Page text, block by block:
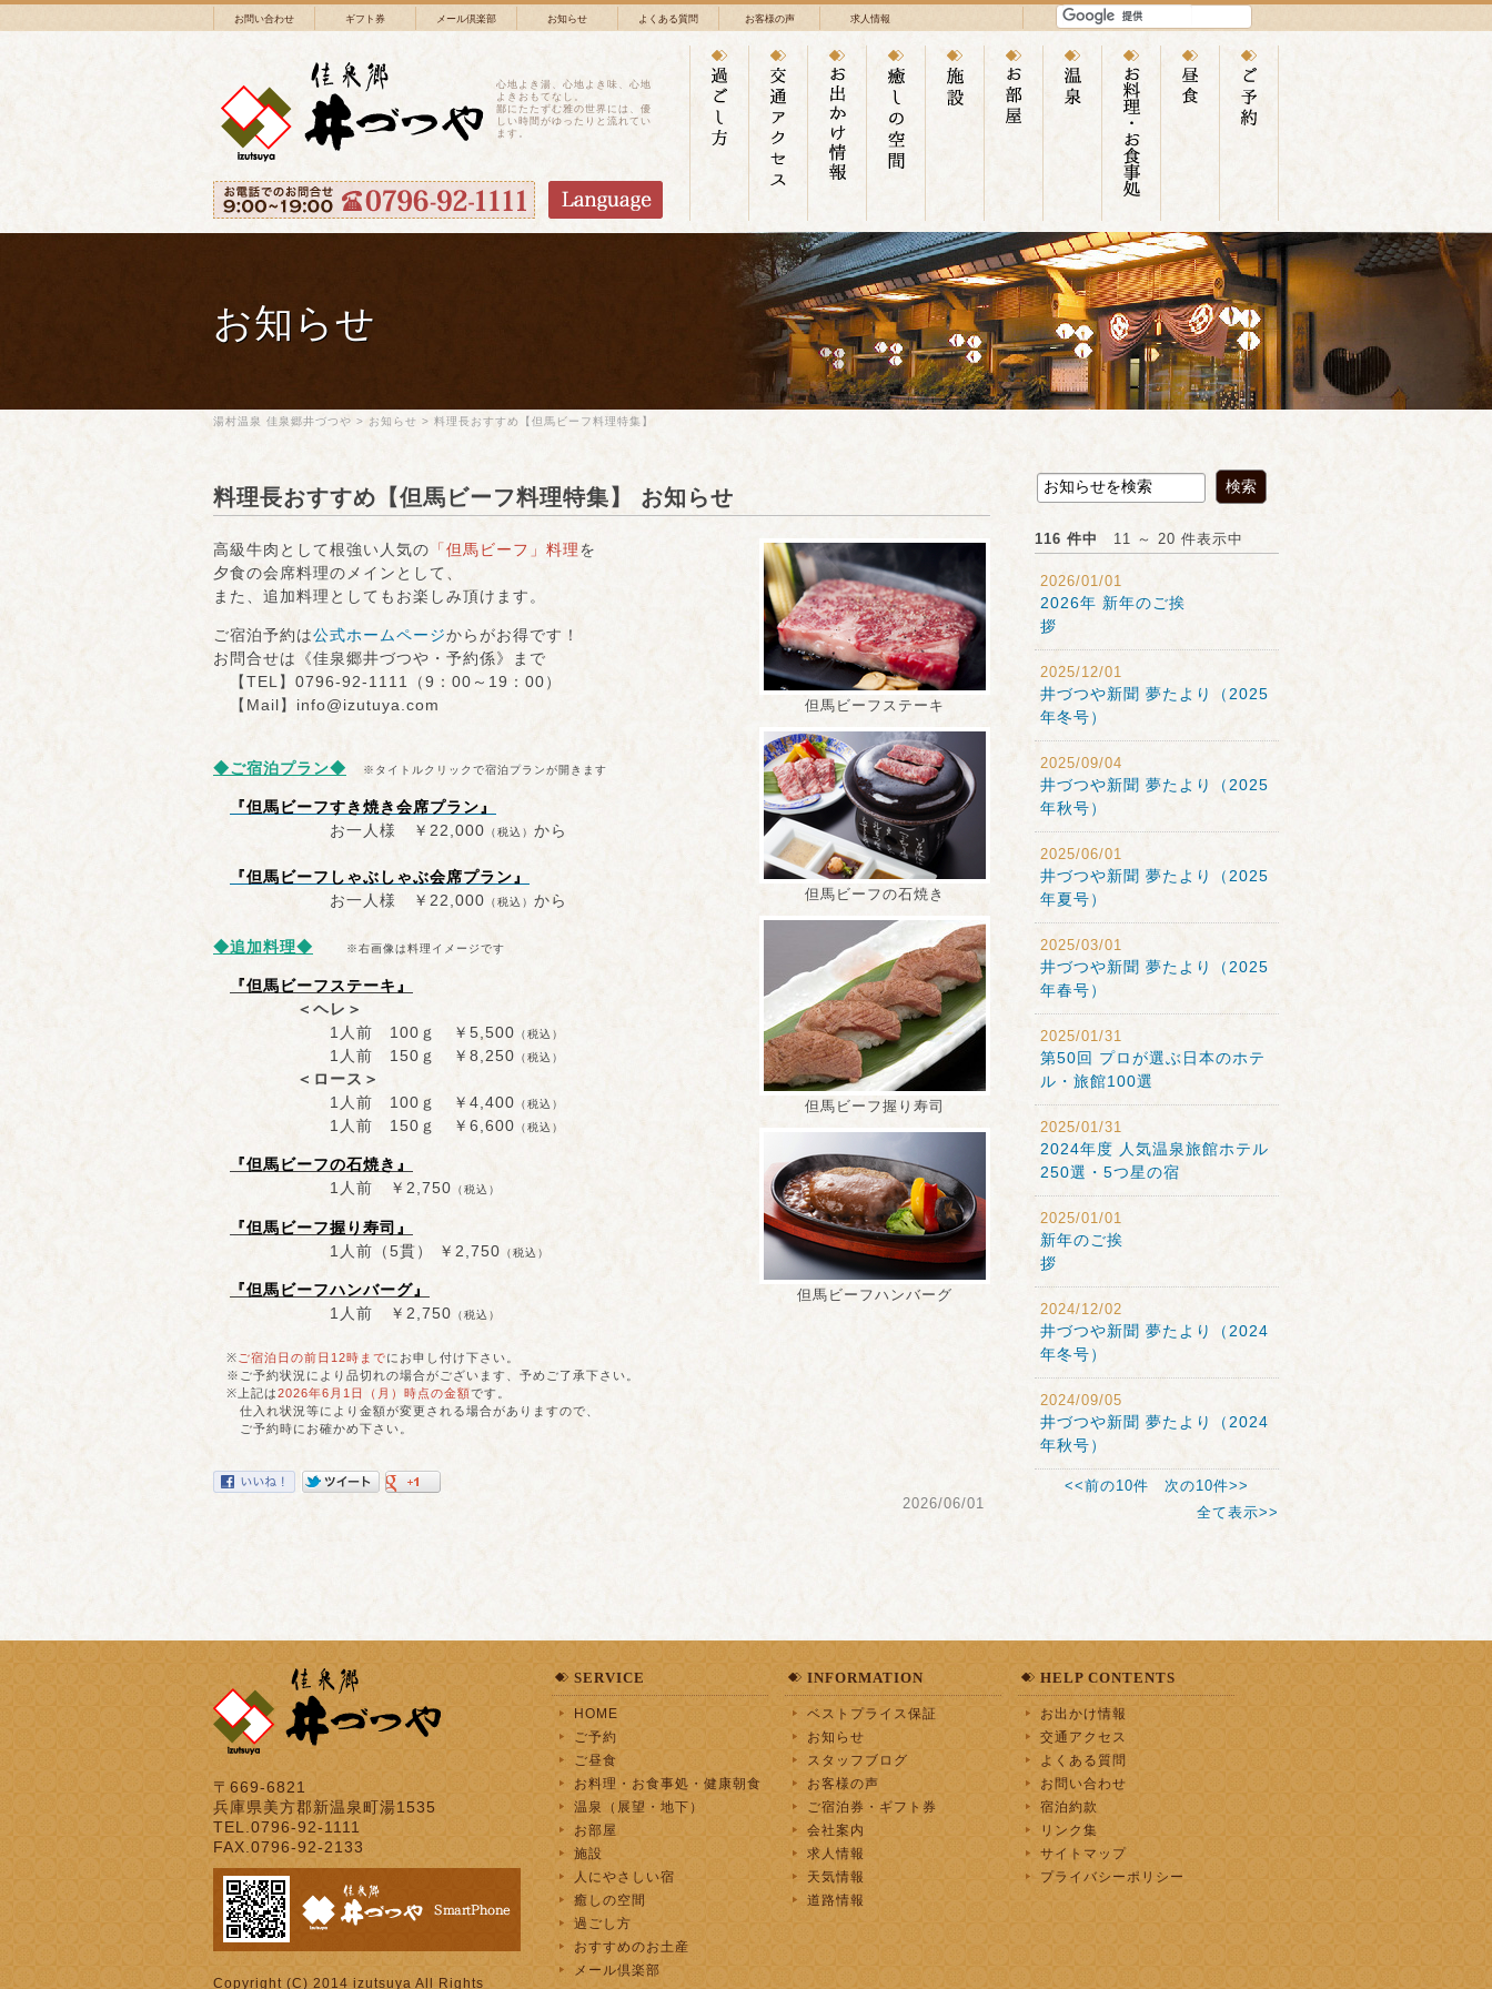
お問い合わせ ギフト券 メール倶楽部 お知らせ よくある質問 お客様の声 求人情報
心地よき湯、心地よき味、心地
よきおもてなし。
鄙にたたずむ雅の世界には、優
しい時間がゆったりと流れてい
ます。
お知らせ
湯村温泉 佳泉郷井づつや > お知らせ > 料理長おすすめ【但馬ビーフ料理特集】
料理長おすすめ【但馬ビーフ料理特集】 お知らせ
高級牛肉として根強い人気の 「但馬ビーフ」料理を
夕食の会席料理のメインとして、
また、追加料理としてもお楽しみ頂けます。
ご宿泊予約は公式ホームページからがお得です！
お問合せは《佳泉郷井づつや・予約係》まで
【TEL】0796-92-1111（9：00～19：00）
【Mail】info@izutuya.com
◆ご宿泊プラン◆ ※タイトルクリックで宿泊プランが開きます
『但馬ビーフすき焼き会席プラン』
お一人様 ￥22,000 （税込） から
『但馬ビーフしゃぶしゃぶ会席プラン』
お一人様 ￥22,000 （税込） から
◆追加料理◆ ※右画像は料理イメージです
『但馬ビーフステーキ』
＜ヘレ＞
1人前 100ｇ ￥5,500 （税込）
1人前 150ｇ ￥8,250 （税込）
＜ロース＞
1人前 100ｇ ￥4,400 （税込）
1人前 150ｇ ￥6,600 （税込）
『但馬ビーフの石焼き』
1人前 ￥2,750 （税込）
『但馬ビーフ握り寿司』
1人前（5貫） ￥2,750 （税込）
『但馬ビーフハンバーグ』
1人前 ￥2,750 （税込）
※ ご宿泊日の前日12時までにお申し付け下さい。
※ご予約状況により品切れの場合がございます、予めご了承下さい。
※上記は2026年6月1日（月）時点の金額です。
仕入れ状況等により金額が変更される場合がありますので、
ご予約時にお確かめ下さい。
但馬ビーフステーキ
但馬ビーフの石焼き
但馬ビーフ握り寿司
但馬ビーフハンバーグ
2026/06/01
116 件中 11 ～ 20 件表示中
2026/01/01
2026年 新年のご挨
拶
2025/12/01
井づつや新聞 夢たより（2025
年冬号）
2025/09/04
井づつや新聞 夢たより（2025
年秋号）
2025/06/01
井づつや新聞 夢たより（2025
年夏号）
2025/03/01
井づつや新聞 夢たより（2025
年春号）
2025/01/31
第50回 プロが選ぶ日本のホテ
ル・旅館100選
2025/01/31
2024年度 人気温泉旅館ホテル
250選・5つ星の宿
2025/01/01
新年のご挨
拶
2024/12/02
井づつや新聞 夢たより（2024
年冬号）
2024/09/05
井づつや新聞 夢たより（2024
年秋号）
<<前の10件
次の10件>>
全て表示>>
〒669-6821
兵庫県美方郡新温泉町湯1535
TEL.0796-92-1111
FAX.0796-92-2133
Copyright (C) 2014 izutsuya All Rights
SERVICE
HOME
ご予約
ご昼食
お料理・お食事処・健康朝食
温泉（展望・地下）
お部屋
施設
人にやさしい宿
癒しの空間
過ごし方
おすすめのお土産
メール倶楽部
INFORMATION
ベストプライス保証
お知らせ
スタッフブログ
お客様の声
ご宿泊券・ギフト券
会社案内
求人情報
天気情報
道路情報
HELP CONTENTS
お出かけ情報
交通アクセス
よくある質問
お問い合わせ
宿泊約款
リンク集
サイトマップ
プライバシーポリシー